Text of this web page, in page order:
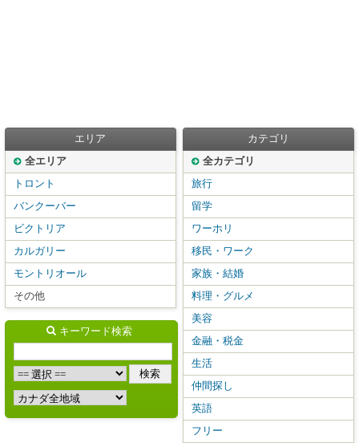
エリア
全エリア
トロント
バンクーバー
ビクトリア
カルガリー
モントリオール
その他
カテゴリ
全カテゴリ
旅行
留学
ワーホリ
移民・ワーク
家族・結婚
料理・グルメ
美容
金融・税金
生活
仲間探し
英語
フリー
キーワード検索